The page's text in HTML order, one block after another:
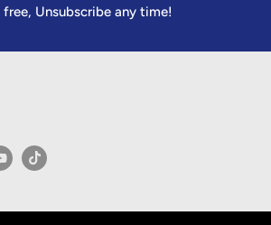
free, Unsubscribe any time!